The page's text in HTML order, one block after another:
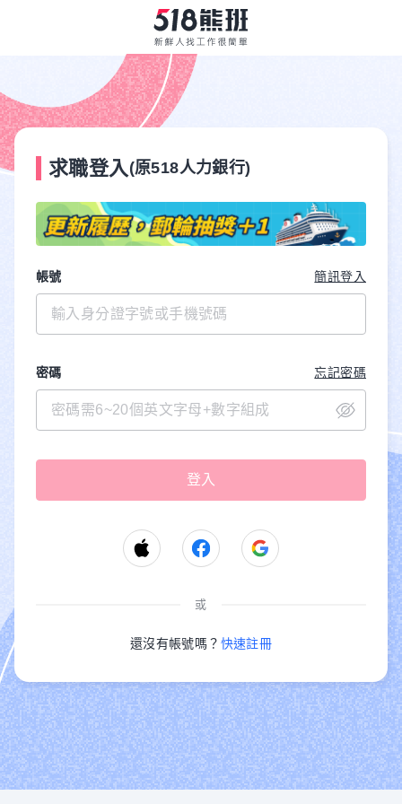
求職登入 (原518人力銀行)
帳號 簡訊登入
密碼 忘記密碼
或
還沒有帳號嗎？ 快速註冊